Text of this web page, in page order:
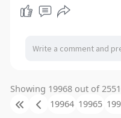
Showing 19968 out of
19964 19965